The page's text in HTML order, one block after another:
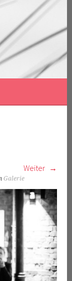
Weiter
Galerie